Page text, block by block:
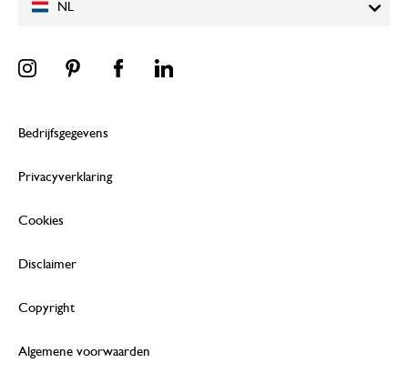
NL
Bedrijfsgegevens
Privacyverklaring
Cookies
Disclaimer
Copyright
Algemene voorwaarden